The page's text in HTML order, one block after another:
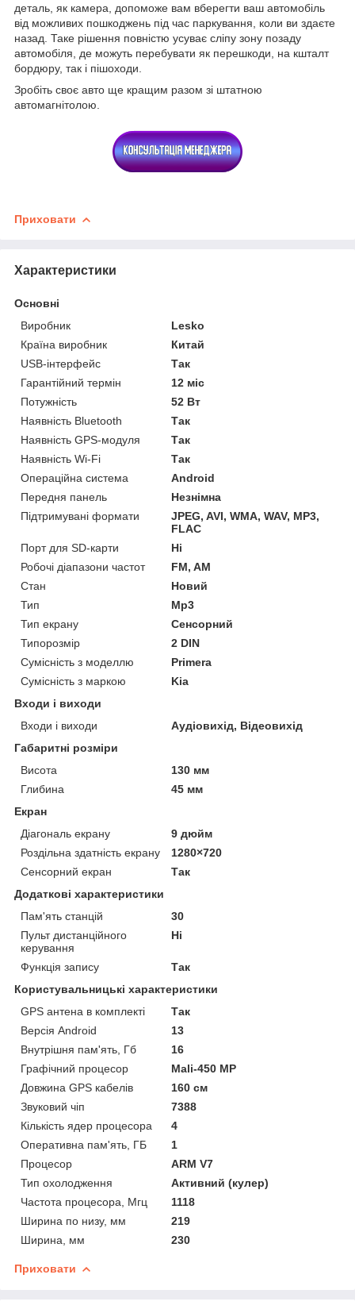
деталь, як камера, допоможе вам вберегти ваш автомобіль
від можливих пошкоджень під час паркування, коли ви здаєте
назад. Таке рішення повністю усуває сліпу зону позаду
автомобіля, де можуть перебувати як перешкоди, на кшталт
бордюру, так і пішоходи.
Зробіть своє авто ще кращим разом зі штатною
автомагнітолою.
Приховати
Характеристики
Основні
Виробник
Lesko
Країна виробник
Китай
USB-інтерфейс
Так
Гарантійний термін
12 міс
Потужність
52 Вт
Наявність Bluetooth
Так
Наявність GPS-модуля
Так
Наявність Wi-Fi
Так
Операційна система
Android
Передня панель
Незнімна
Підтримувані формати
JPEG, AVI, WMA, WAV, MP3,
FLAC
Порт для SD-карти
Ні
Робочі діапазони частот
FM, AM
Стан
Новий
Тип
Mp3
Тип екрану
Сенсорний
Типорозмір
2 DIN
Сумісність з моделлю
Primera
Сумісність з маркою
Kia
Входи і виходи
Входи і виходи
Аудіовихід, Відеовихід
Габаритні розміри
Висота
130 мм
Глибина
45 мм
Екран
Діагональ екрану
9 дюйм
Роздільна здатність екрану
1280×720
Сенсорний екран
Так
Додаткові характеристики
Пам'ять станцій
30
Пульт дистанційного
керування
Ні
Функція запису
Так
Користувальницькі характеристики
GPS антена в комплекті
Так
Версія Android
13
Внутрішня пам'ять, Гб
16
Графічний процесор
Mali-450 MP
Довжина GPS кабелів
160 см
Звуковий чіп
7388
Кількість ядер процесора
4
Оперативна пам'ять, ГБ
1
Процесор
ARM V7
Тип охолодження
Активний (кулер)
Частота процесора, Мгц
1118
Ширина по низу, мм
219
Ширина, мм
230
Приховати